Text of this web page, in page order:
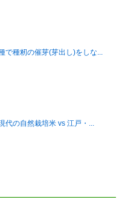
で種籾の催芽(芽出し)をしな...
代の自然栽培米 vs 江戸・...